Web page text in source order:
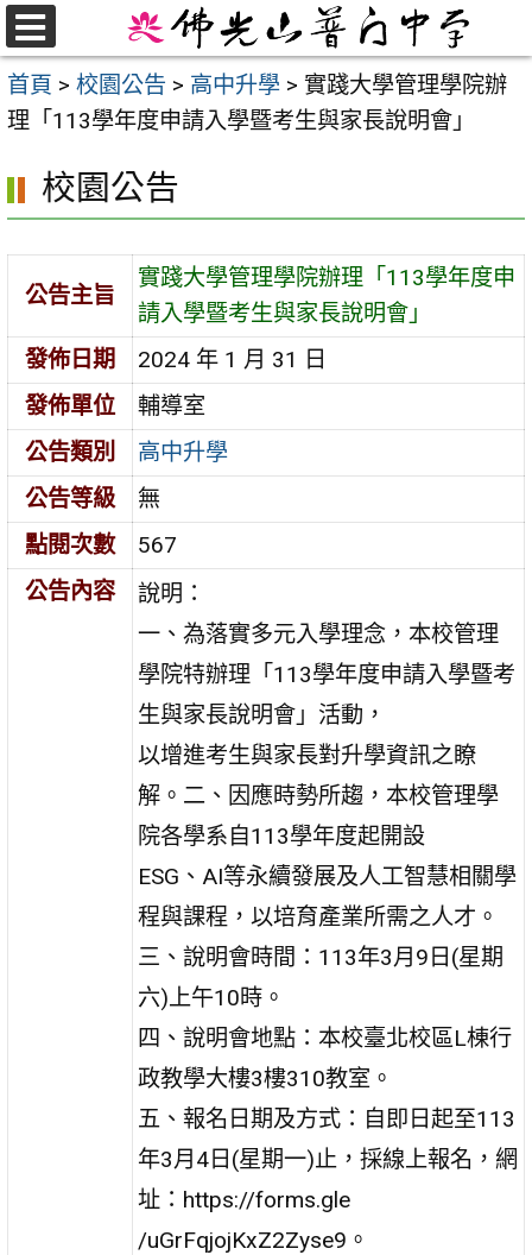
跳
至
主
要
首頁 > 校園公告 > 高中升學 > 實踐大學管理學院辦
理「113學年度申請入學暨考生與家長說明會」
校園公告
公告主旨
實踐大學管理學院辦理「113學年度申
請入學暨考生與家長說明會」
發佈日期
2024 年 1 月 31 日
發佈單位
輔導室
公告類別
高中升學
公告等級
無
點閱次數
567
公告內容
說明：
一、為落實多元入學理念，本校管理
學院特辦理「113學年度申請入學暨考
生與家長說明會」活動，
以增進考生與家長對升學資訊之瞭
解。二、因應時勢所趨，本校管理學
院各學系自113學年度起開設
ESG、AI等永續發展及人工智慧相關學
程與課程，以培育產業所需之人才。
三、說明會時間：113年3月9日(星期
六)上午10時。
四、說明會地點：本校臺北校區L棟行
政教學大樓3樓310教室。
五、報名日期及方式：自即日起至113
年3月4日(星期一)止，採線上報名，網
址：https://forms.gle
/uGrFqjojKxZ2Zyse9。
選
單